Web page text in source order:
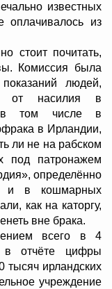
известных
оплачивалось из
стоит почитать,
Комиссия была
людей,
от насилия в
в том числе в
в Ирландии,
ли не на рабском
под патронажем
определённо
и в кошмарных
как на каторгу,
вне брака.
всего в 4
в отчёте цифры
тысяч ирландских
учреждение